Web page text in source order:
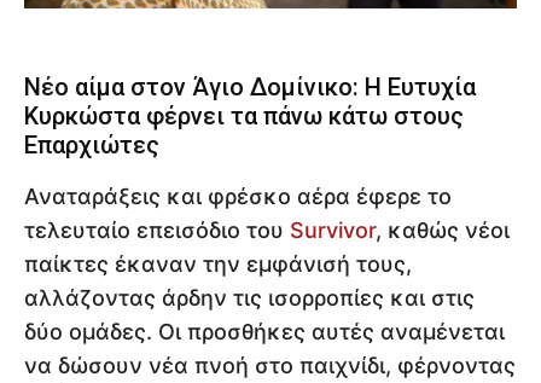
Νέο αίμα στον Άγιο Δομίνικο: Η Ευτυχία
Κυρκώστα φέρνει τα πάνω κάτω στους
Επαρχιώτες
Αναταράξεις και φρέσκο αέρα έφερε το
τελευταίο επεισόδιο του Survivor, καθώς νέοι
παίκτες έκαναν την εμφάνισή τους,
αλλάζοντας άρδην τις ισορροπίες και στις
δύο ομάδες. Οι προσθήκες αυτές αναμένεται
να δώσουν νέα πνοή στο παιχνίδι, φέρνοντας